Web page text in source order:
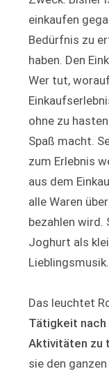
einkaufen
Bedürfnis zu
haben. Den
Wer tut,
ohne zu
Spaß macht.
zum Erlebnis
aus dem
alle Waren
bezahlen wird.
Joghurt als
Lieblingsmusik.
Das leuchtet
Tätigkeit nach
Aktivitäten zu
sie den